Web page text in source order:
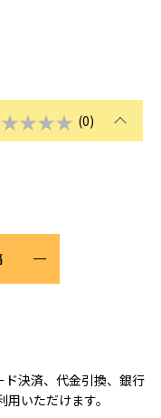
(0)
決済、代金引換、銀行
いただけます。